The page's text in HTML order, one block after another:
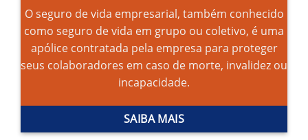
O seguro de vida empresarial, também conhecido
como seguro de vida em grupo ou coletivo, é uma
apólice contratada pela empresa para proteger
seus colaboradores em caso de morte, invalidez ou
incapacidade.
SAIBA MAIS